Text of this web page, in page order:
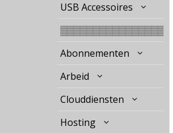
USB Accessoires
▒▒▒▒▒▒▒▒▒▒▒▒▒▒▒▒
Abonnementen
Arbeid
Clouddiensten
Hosting